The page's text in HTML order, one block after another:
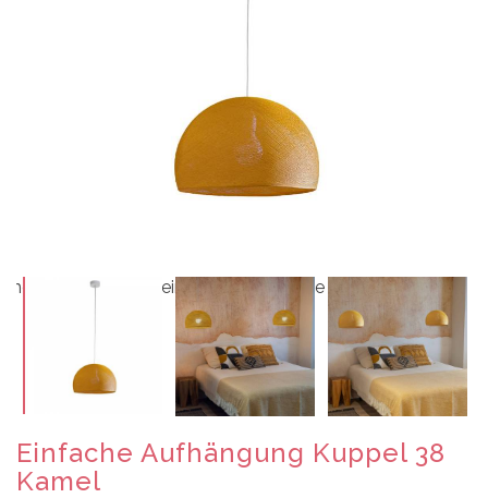
Einfache Aufhängung Kuppel 38
Kamel